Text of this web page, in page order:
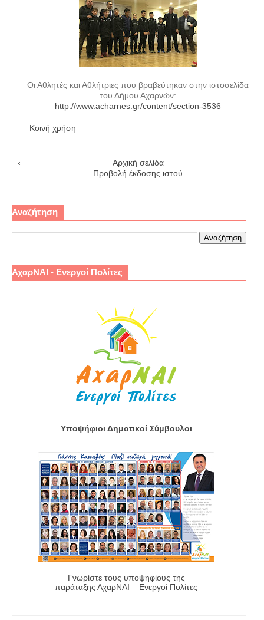
Οι Αθλητές και Αθλήτριες που βραβεύτηκαν στην ιστοσελίδα
του Δήμου Αχαρνών:
http://www.acharnes.gr/content/section-3536
Κοινή χρήση
‹
Αρχική σελίδα
Προβολή έκδοσης ιστού
Αναζήτηση
ΑχαρΝΑΙ - Ενεργοί Πολίτες
Υποψήφιοι Δημοτικοί Σύμβουλοι
Γνωρίστε τους υποψηφίους της
παράταξης ΑχαρΝΑΙ – Ενεργοί Πολίτες